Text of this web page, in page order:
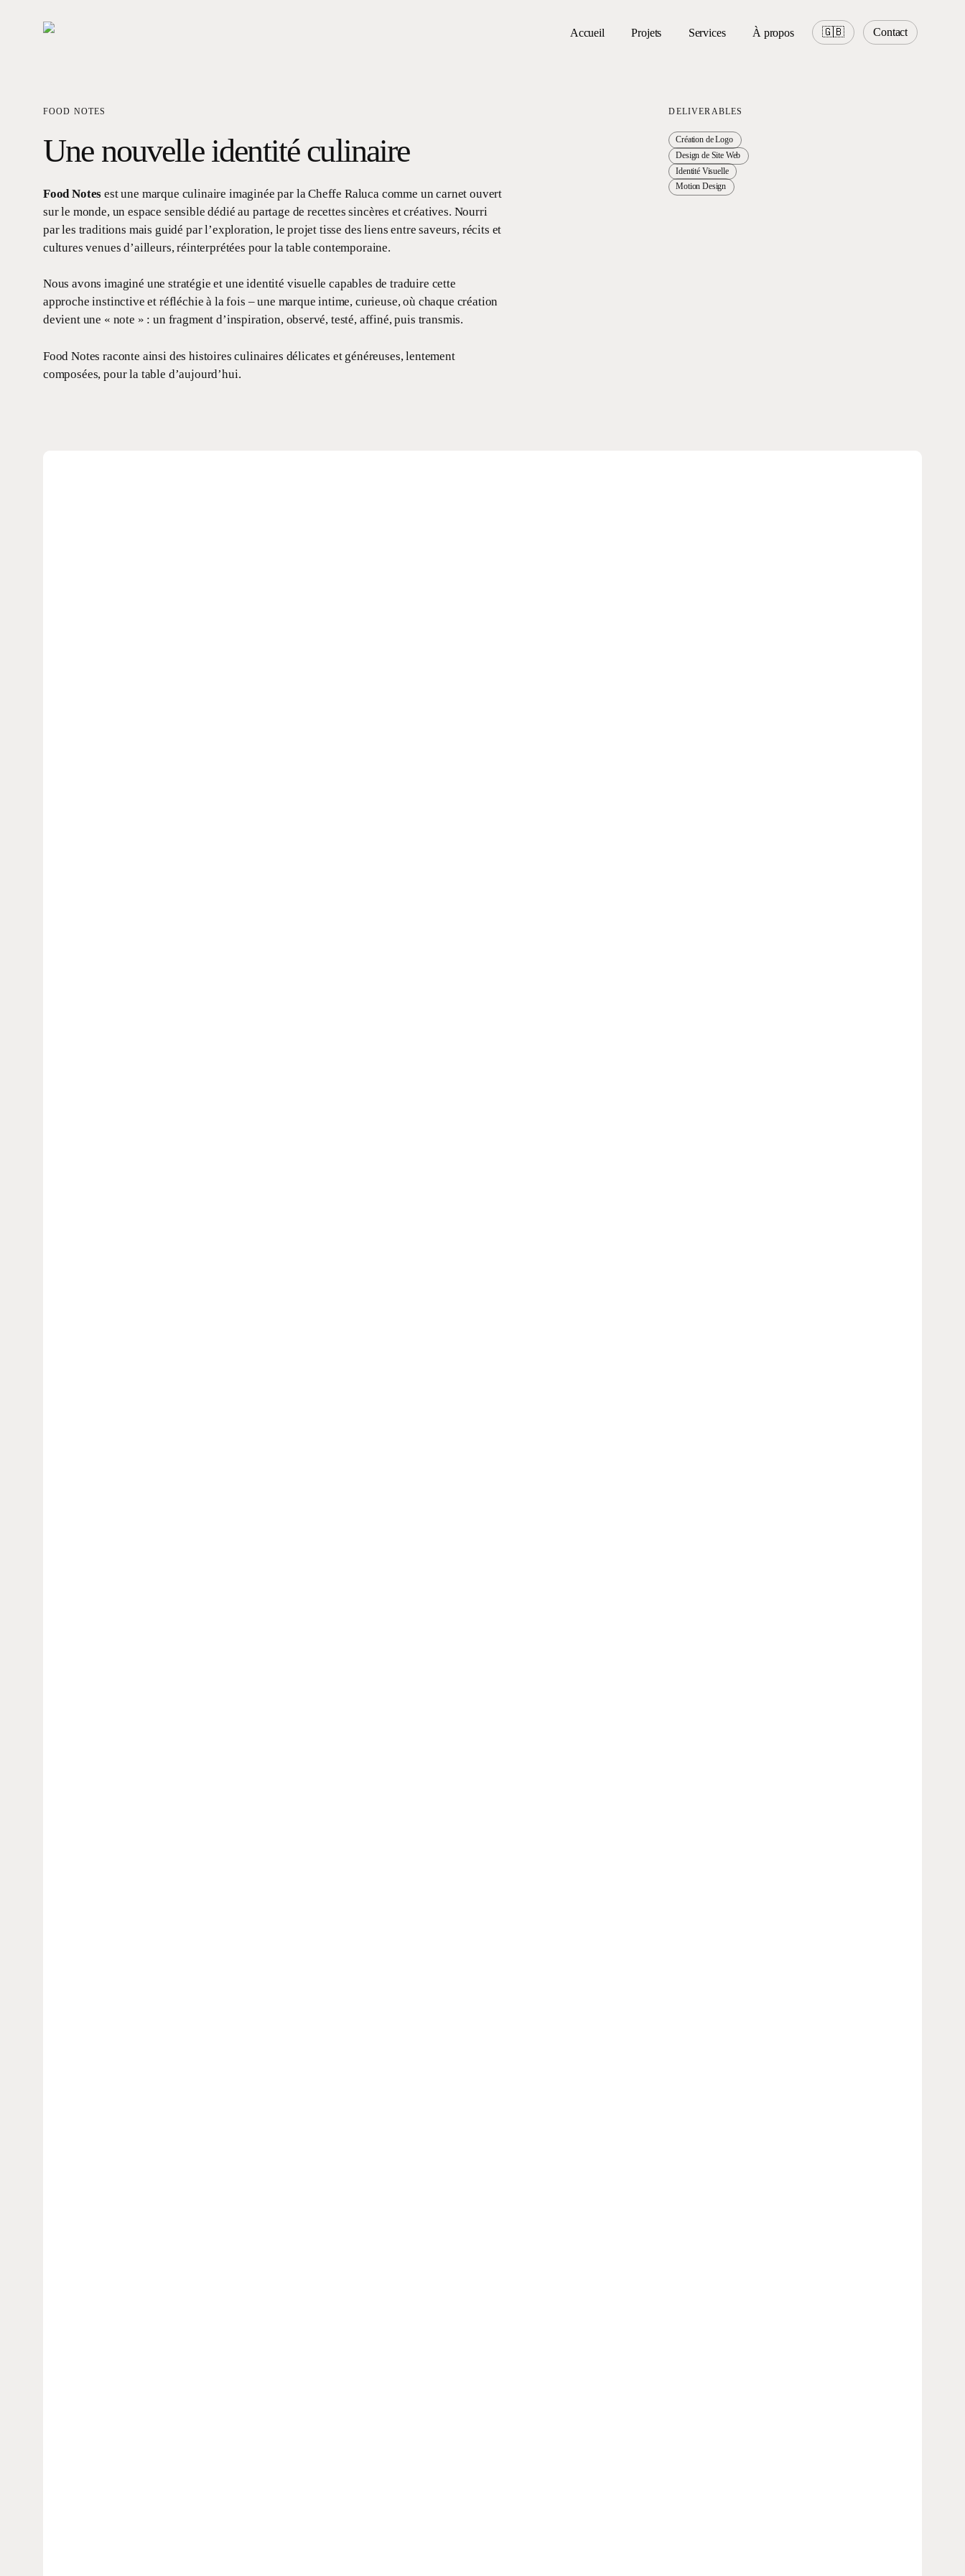
Accueil Projets Services À propos 🇬🇧 Contact
FOOD NOTES
Une nouvelle identité culinaire
Food Notes est une marque culinaire imaginée par la Cheffe Raluca comme un carnet ouvert
sur le monde, un espace sensible dédié au partage de recettes sincères et créatives. Nourri
par les traditions mais guidé par l’exploration, le projet tisse des liens entre saveurs, récits et
cultures venues d’ailleurs, réinterprétées pour la table contemporaine.
Nous avons imaginé une stratégie et une identité visuelle capables de traduire cette
approche instinctive et réfléchie à la fois – une marque intime, curieuse, où chaque création
devient une « note » : un fragment d’inspiration, observé, testé, affiné, puis transmis.
Food Notes raconte ainsi des histoires culinaires délicates et généreuses, lentement
composées, pour la table d’aujourd’hui.
DELIVERABLES
Création de Logo
Design de Site Web
Identité Visuelle
Motion Design